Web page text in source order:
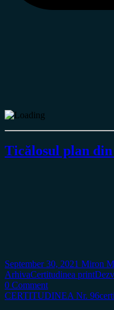
Ticălosul plan
September 30, 2021 Miron
ArhivaCertitudinea print
0 Comment
CERTITUDINEA Nr. 96